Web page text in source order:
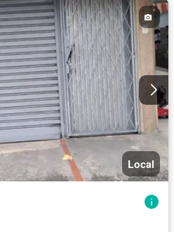
Local